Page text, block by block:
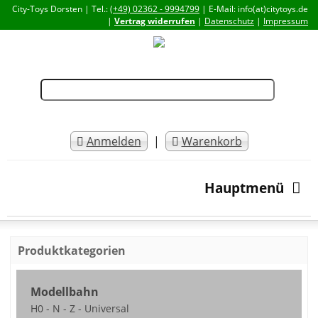
City-Toys Dorsten | Tel.:(+49) 02362 - 9994799 | E-Mail: info(at)citytoys.de
| Vertrag widerrufen | Datenschutz | Impressum
Anmelden | Warenkorb
Hauptmenü
Produktkategorien
Modellbahn
H0 - N - Z - Universal